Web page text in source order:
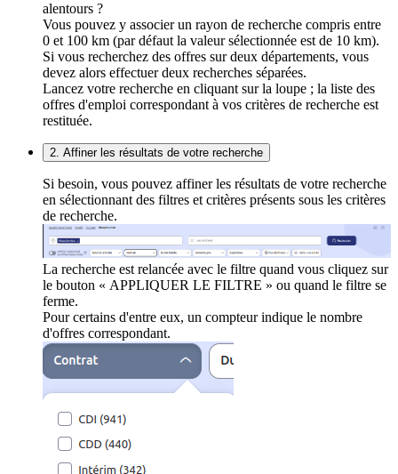
alentours ?
Vous pouvez y associer un rayon de recherche compris entre
0 et 100 km (par défaut la valeur sélectionnée est de 10 km).
Si vous recherchez des offres sur deux départements, vous
devez alors effectuer deux recherches séparées.
Lancez votre recherche en cliquant sur la loupe ; la liste des
offres d'emploi correspondant à vos critères de recherche est
restituée.
2. Affiner les résultats de votre recherche
Si besoin, vous pouvez affiner les résultats de votre recherche
en sélectionnant des filtres et critères présents sous les critères
de recherche.
La recherche est relancée avec le filtre quand vous cliquez sur
le bouton « APPLIQUER LE FILTRE » ou quand le filtre se
ferme.
Pour certains d'entre eux, un compteur indique le nombre
d'offres correspondant.